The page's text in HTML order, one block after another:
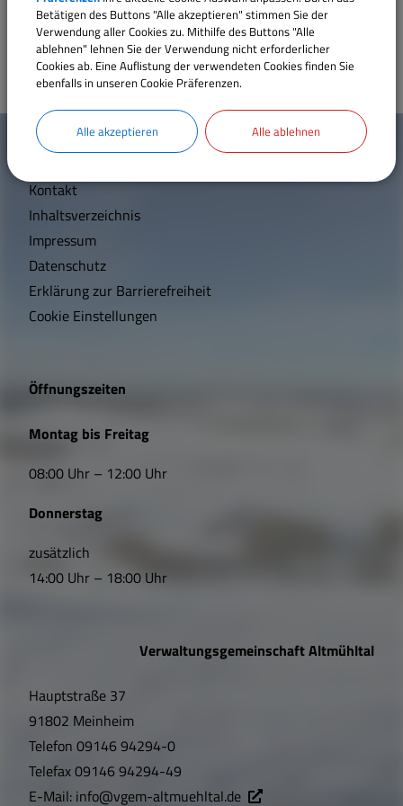
Sehenswertes
Satzungen und Verordnungen
Breitbandversorgung
Wärmeplanung
Maximilian Beck
W
c
h
t
i
e
L
n
k
s
f
n
u
Mehr entdecken
Kontakt
Inhaltsverzeichnis
Impressum
Datenschutz
Erklärung zur Barrierefreiheit
Cookie Einstellungen
Öffnungszeiten
Montag bis Freitag
08:00 Uhr – 12:00 Uhr
Donnerstag
zusätzlich
14:00 Uhr – 18:00 Uhr
Verwaltungsgemeinschaft Altmühltal
Hauptstraße 37
91802 Meinheim
Telefon 09146 94294-0
Telefax09146 94294-49
E-Mail: info@vgem-altmuehltal.de
Betätigen des Buttons "Alle akzeptieren" stimmen Sie der
Verwendung aller Cookies zu. Mithilfe des Buttons "Alle
ablehnen" lehnen Sie der Verwendung nicht erforderlicher
Cookies ab. Eine Auflistung der verwendeten Cookies finden Sie
ebenfalls in unseren Cookie Präferenzen.
Alle akzeptieren Alle ablehnen